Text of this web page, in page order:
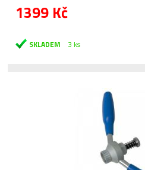
1399 Kč
SKLADEM 3 ks